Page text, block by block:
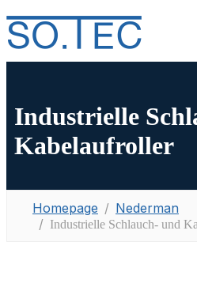
Industrielle
Kabelaufroller
Homepage Nederman
Industrielle Schlauch- und